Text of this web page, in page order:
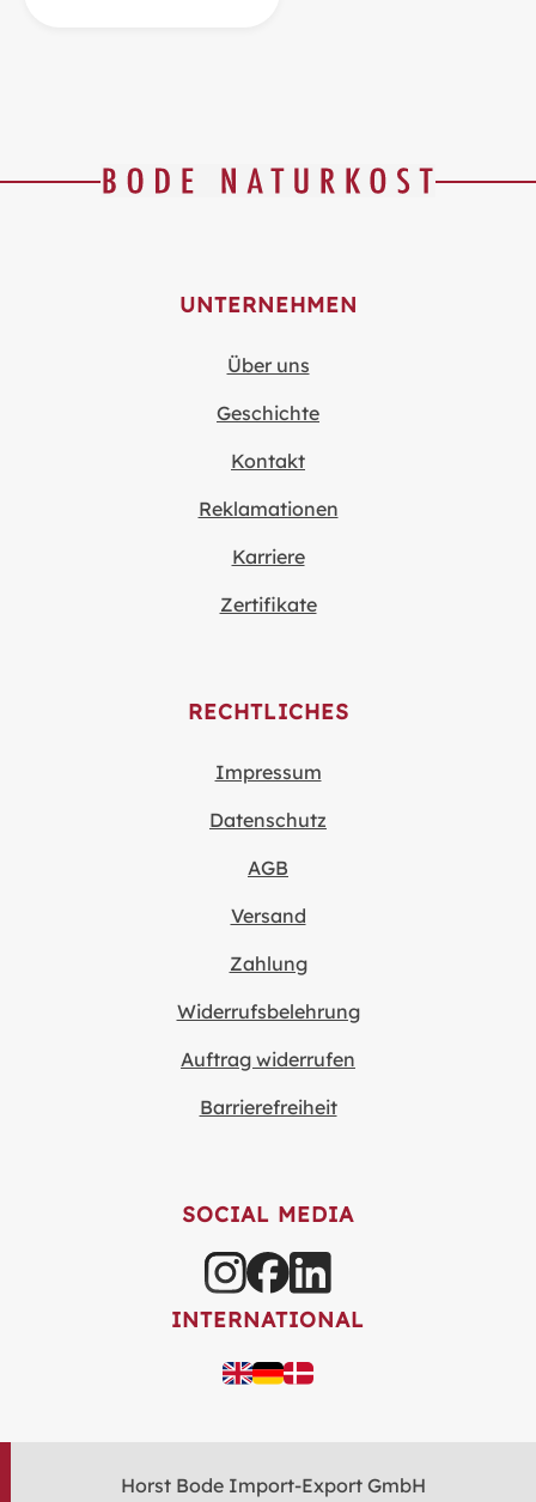
UNTERNEHMEN
Über uns
Geschichte
Kontakt
Reklamationen
Karriere
Zertifikate
RECHTLICHES
Impressum
Datenschutz
AGB
Versand
Zahlung
Widerrufsbelehrung
Auftrag widerrufen
Barrierefreiheit
SOCIAL MEDIA
INTERNATIONAL
Horst Bode Import-Export GmbH